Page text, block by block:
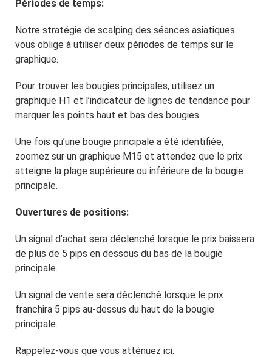
Périodes de temps:
Notre stratégie de scalping des séances asiatiques
vous oblige à utiliser deux périodes de temps sur le
graphique.
Pour trouver les bougies principales, utilisez un
graphique H1 et l’indicateur de lignes de tendance pour
marquer les points haut et bas des bougies.
Une fois qu’une bougie principale a été identifiée,
zoomez sur un graphique M15 et attendez que le prix
atteigne la plage supérieure ou inférieure de la bougie
principale.
Ouvertures de positions:
Un signal d’achat sera déclenché lorsque le prix baissera
de plus de 5 pips en dessous du bas de la bougie
principale.
Un signal de vente sera déclenché lorsque le prix
franchira 5 pips au-dessus du haut de la bougie
principale.
Rappelez-vous que vous atténuez ici.